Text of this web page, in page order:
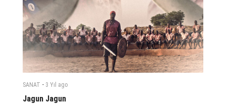
SANAT - 3 Yıl ago
Jagun Jagun